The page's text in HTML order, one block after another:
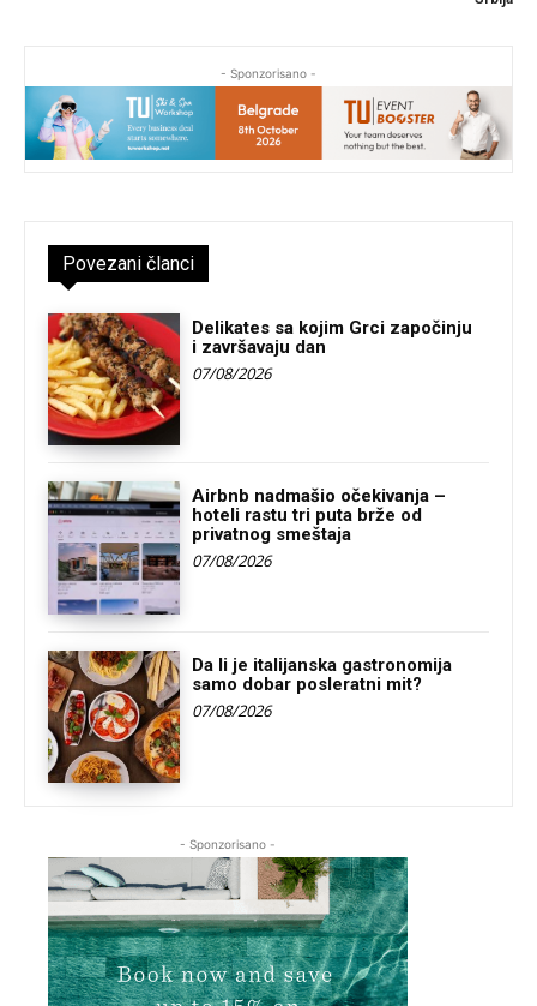
- Sponzorisano -
Povezani članci
Delikates sa kojim Grci započinju
i završavaju dan
07/08/2026
Airbnb nadmašio očekivanja –
hoteli rastu tri puta brže od
privatnog smeštaja
07/08/2026
Da li je italijanska gastronomija
samo dobar posleratni mit?
07/08/2026
- Sponzorisano -